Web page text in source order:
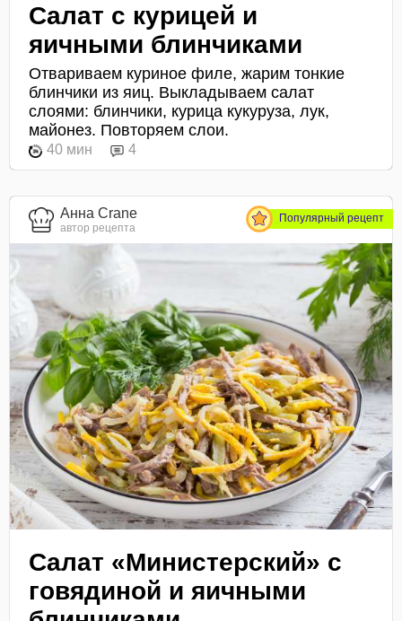
Салат с курицей и
яичными блинчиками
Отвариваем куриное филе, жарим тонкие
блинчики из яиц. Выкладываем салат
слоями: блинчики, курица кукуруза, лук,
майонез. Повторяем слои.
40 мин 4
Анна Crane
автор рецепта
Популярный рецепт
Салат «Министерский» с
говядиной и яичными